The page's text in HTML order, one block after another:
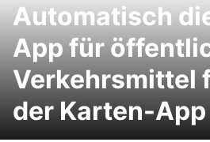
Automatisch
App für
Verkehrsmittel
der Karten-App